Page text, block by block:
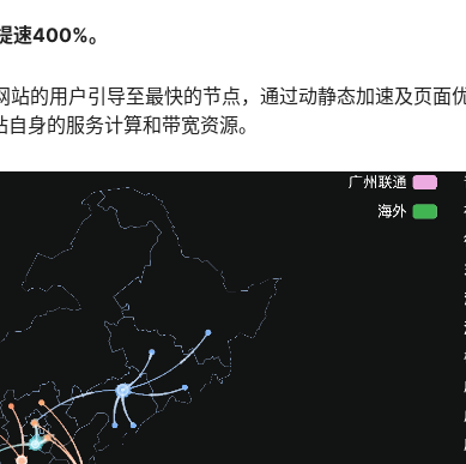
速400%。
的用户引导至最快的节点，通过动静态加速及页面优
身的服务计算和带宽资源。